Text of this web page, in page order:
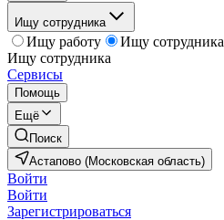
Ищу сотрудника
Ищу работу
Ищу сотрудника
Ищу сотрудника
Сервисы
Помощь
Ещё
Поиск
Астапово (Московская область)
Войти
Войти
Зарегистрироваться